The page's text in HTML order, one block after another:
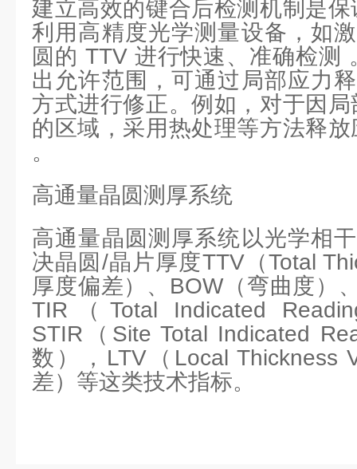
建立高效的键合后检测机制是
利用高精度光学测量设备，如
圆的 TTV 进行快速、准确检测
出允许范围，可通过局部应力
方式进行修正。例如，对于因
的区域，采用热处理等方法释
。
高通量晶圆测厚系统
高通量晶圆测厚系统以光学相
决晶圆/晶片厚度TTV（Total
厚度偏差）、BOW（弯曲度）
TIR（Total Indicated
STIR（Site Total Indicated
数），LTV（Local Thickness
差）等这类技术指标。